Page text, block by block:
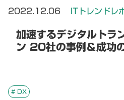
2022.12.06 ITトレンドレ
加速するデジタルトラ
ン 20社の事例＆成功
# DX